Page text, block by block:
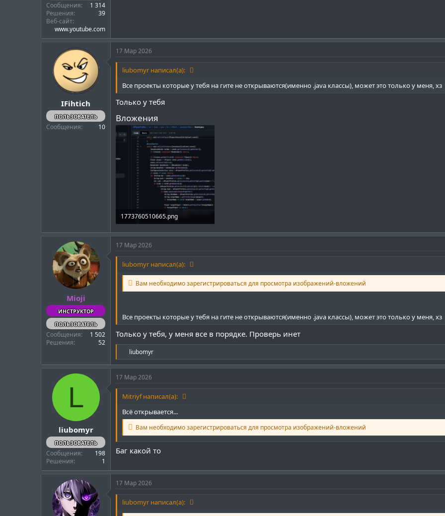
Сообщения
1 314
Решения
39
Веб-сайт
www.youtube.com
IFihtich
ПОЛЬЗОВАТЕЛЬ
Сообщения 10
17 Мар 2026
liubomyr написал(а):
Все проекты которые у тебя на гите не открываются(именно .java классы), может это только у меня, хз
Только у тебя
Вложения
1773760510665.png
140.7 KB · Просмотры: 23
Mioji
ИНСТРУКТОР
ПОЛЬЗОВАТЕЛЬ
Сообщения
1 502
Решения
52
17 Мар 2026
liubomyr написал(а):
Вам необходимо зарегистрироваться для просмотра изображений-вложений
Все проекты которые у тебя на гите не открываются(именно .java классы), может это только у меня, хз
Только у тебя, у меня все в порядке. Проверь инет
Р
е
а
к
ц
и
и
liubomyr
L
liubomyr
ПОЛЬЗОВАТЕЛЬ
Сообщения
198
Решения
1
17 Мар 2026
Mitriyf написал(а):
Всё открывается...
Вам необходимо зарегистрироваться для просмотра изображений-вложений
Баг какой то
17 Мар 2026
liubomyr написал(а):